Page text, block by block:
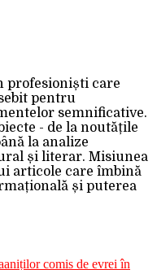
profesioniști care
pentru
semnificative.
- de la noutățile
la analize
și literar. Misiunea
articole care îmbină
și puterea